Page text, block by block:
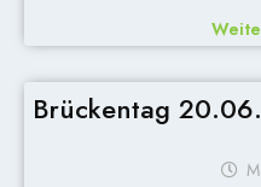
Brückentag